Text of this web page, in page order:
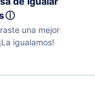
ⓘ
una mejor
igualamos!